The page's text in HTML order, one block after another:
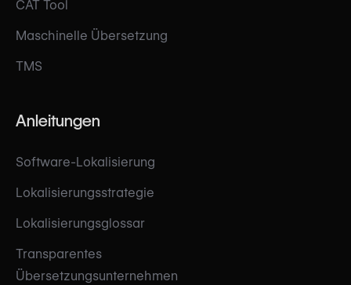
CAT Tool
Maschinelle Übersetzung
TMS
Anleitungen
Software-Lokalisierung
Lokalisierungsstrategie
Lokalisierungsglossar
Transparentes
Übersetzungsunternehmen